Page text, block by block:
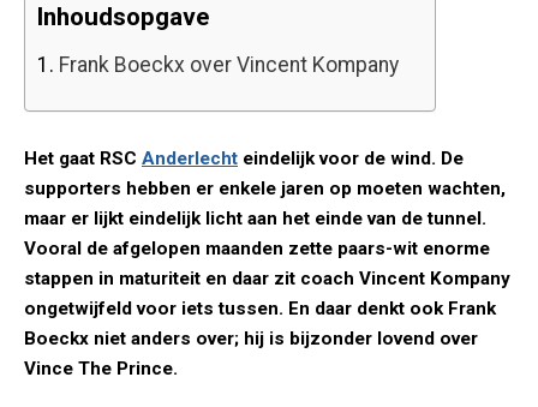
Inhoudsopgave
1. Frank Boeckx over Vincent Kompany
Het gaat RSC Anderlecht eindelijk voor de wind. De
supporters hebben er enkele jaren op moeten wachten,
maar er lijkt eindelijk licht aan het einde van de tunnel.
Vooral de afgelopen maanden zette paars-wit enorme
stappen in maturiteit en daar zit coach Vincent Kompany
ongetwijfeld voor iets tussen. En daar denkt ook Frank
Boeckx niet anders over; hij is bijzonder lovend over
Vince The Prince.